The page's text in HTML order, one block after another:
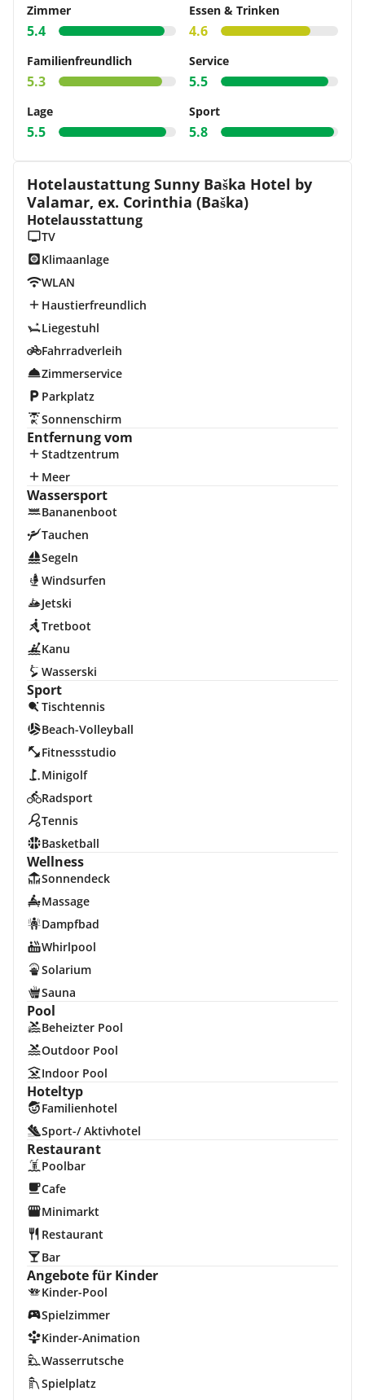
Zimmer
5.4
Essen & Trinken
4.6
Familienfreundlich
5.3
Service
5.5
Lage
5.5
Sport
5.8
Hotelaustattung Sunny Baška Hotel by
Valamar, ex. Corinthia (Baška)
Hotelausstattung
TV
Klimaanlage
WLAN
Haustierfreundlich
Liegestuhl
Fahrradverleih
Zimmerservice
Parkplatz
Sonnenschirm
Entfernung vom
Stadtzentrum
Meer
Wassersport
Bananenboot
Tauchen
Segeln
Windsurfen
Jetski
Tretboot
Kanu
Wasserski
Sport
Tischtennis
Beach-Volleyball
Fitnessstudio
Minigolf
Radsport
Tennis
Basketball
Wellness
Sonnendeck
Massage
Dampfbad
Whirlpool
Solarium
Sauna
Pool
Beheizter Pool
Outdoor Pool
Indoor Pool
Hoteltyp
Familienhotel
Sport-/ Aktivhotel
Restaurant
Poolbar
Cafe
Minimarkt
Restaurant
Bar
Angebote für Kinder
Kinder-Pool
Spielzimmer
Kinder-Animation
Wasserrutsche
Spielplatz